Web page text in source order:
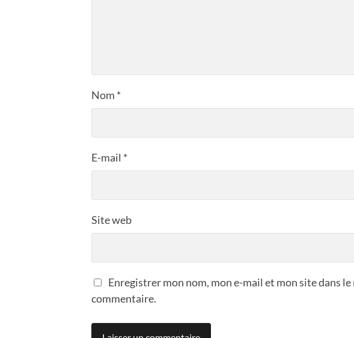
Nom *
E-mail *
Site web
Enregistrer mon nom, mon e-mail et mon site dans
commentaire.